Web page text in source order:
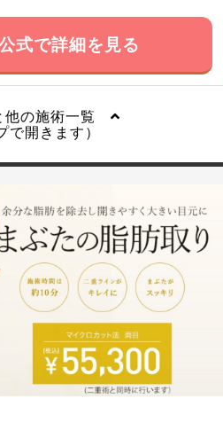
式で詳細を見る
他の施術一覧
で開きます）